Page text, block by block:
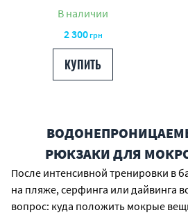
В наличии
2 300грн
КУПИТЬ
РЮКЗАКИ ДЛЯ
После интенсивной тренировки в
на пляже, серфинга или дайвинга
вопрос: куда положить мокрые